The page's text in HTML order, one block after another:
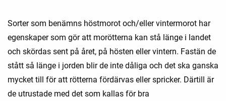
Sorter som benämns höstmorot och/eller vintermorot har
egenskaper som gör att morötterna kan stå länge i landet
och skördas sent på året, på hösten eller vintern. Fastän de
stått så länge i jorden blir de inte dåliga och det ska ganska
mycket till för att rötterna fördärvas eller spricker. Därtill är
de utrustade med det som kallas för bra